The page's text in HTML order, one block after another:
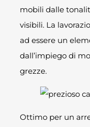
mobili dalle
visibili. La
ad essere un
dall’impiego di
grezze.
Ottimo per un